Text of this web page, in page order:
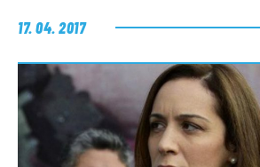
17. 04. 2017